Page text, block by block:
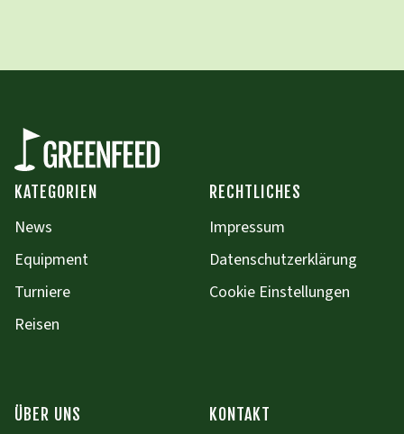
KATEGORIEN
News
Equipment
Turniere
Reisen
RECHTLICHES
Impressum
Datenschutzerklärung
Cookie Einstellungen
ÜBER UNS KONTAKT